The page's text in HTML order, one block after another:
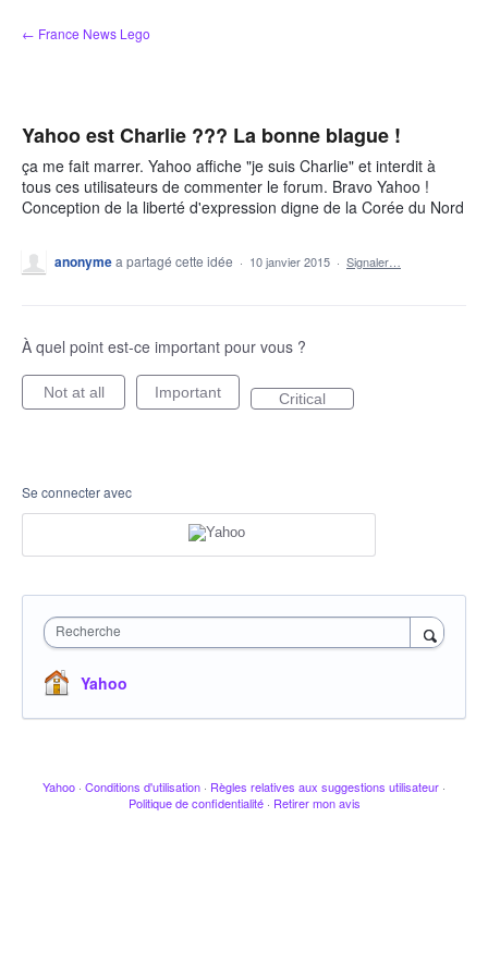
Aller
au
← France News Lego
Yahoo est Charlie ??? La bonne blague !
ça me fait marrer. Yahoo affiche "je suis Charlie" et interdit à
tous ces utilisateurs de commenter le forum. Bravo Yahoo !
Conception de la liberté d'expression digne de la Corée du Nord
anonymea partagé cette idée · 10 janvier 2015 · Signaler…
À quel point est-ce important pour vous ?
Not at all Important Critical
Se connecter avec
Recherche
Yahoo
Yahoo · Conditions d'utilisation · Règles relatives aux suggestions utilisateur ·
Politique de confidentialité · Retirer mon avis